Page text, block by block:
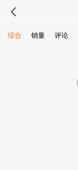
综合 销量 评论